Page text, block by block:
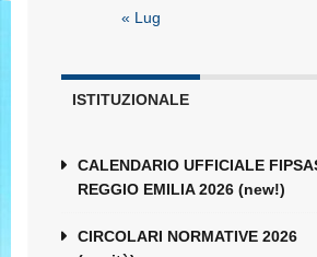
« Lug
ISTITUZIONALE
CALENDARIO UFFICIALE
REGGIO EMILIA 2026 (new!)
CIRCOLARI NORMATIVE 2026